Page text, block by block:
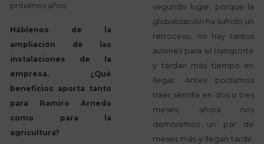
próximos años.
Háblenos de la
ampliación de las
instalaciones de la
empresa. ¿Qué
beneficios aporta tanto
para Ramiro Arnedo
como para la
agricultura?
segundo lugar, porque la
globalización ha sufrido un
retroceso, no hay tantos
aviones para el transporte
y tardan más tiempo en
llegar. Antes podíamos
traer semilla en dos o tres
meses, ahora nos
demoramos un par de
meses más y llegan tarde.